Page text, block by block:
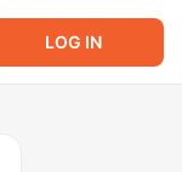
LOG IN